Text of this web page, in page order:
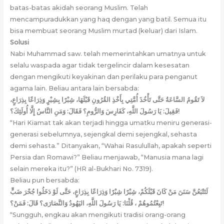
batas-batas akidah seorang Muslim. Telah
mencampuradukkan yang haq dengan yang batil. Semua itu
bisa membuat seorang Muslim murtad (keluar) dari Islam.
Solusi
Nabi Muhammad saw. telah memerintahkan umatnya untuk
selalu waspada agar tidak tergelincir dalam kesesatan
dengan mengikuti keyakinan dan perilaku para penganut
agama lain. Beliau antara lain bersabda:
لاَ تَقُومُ السَّاعَةُ حَتَّى تَأْخُذَ أُمَّتِي بِأَخْذِ القُرُونِ قَبْلَهَا، شِبْرًا بِشِبْرٍ وَذِرَاعًا بِذِرَاعٍ،
فَقِيلَ: يَا رَسُولَ اللَّهِ، كَفَارِسَ وَالرُّومِ؟ فَقَالَ: وَمَنِ النَّاسُ إِلَّا أُولَئِكَ؟!
“Hari Kiamat tak akan terjadi hingga umatku meniru generasi-
generasi sebelumnya, sejengkal demi sejengkal, sehasta
demi sehasta.” Ditanyakan, “Wahai Rasulullah, apakah seperti
Persia dan Romawi?” Beliau menjawab, “Manusia mana lagi
selain mereka itu?” (HR al-Bukhari No. 7319).
Beliau pun bersabda:
لَتَتْبَعُنَّ سَنَنَ مَنْ كَانَ قَبْلَكُمْ، شِبْرًا شِبْرًا وَذِرَاعًا بِذِرَاعٍ، حَتَّى لَوْ دَخَلُوا جُحْرَ ضَبٍّ
تَبِعْتُمُوهُمْ ، قُلْنَا: يَا رَسُولَ اللَّهِ، اليَهُودُ وَالنَّصَارَى؟ قَالَ: فَمَنْ؟!
“Sungguh, engkau akan mengikuti tradisi orang-orang